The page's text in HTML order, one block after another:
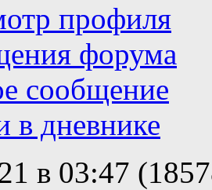
профиля
форума
сообщение
в дневнике
в 03:47